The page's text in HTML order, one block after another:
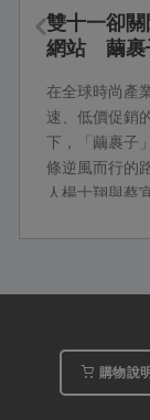
雙十一卻
網站 繭裹
在全球時尚產
速、低價促銷
下，「繭裹子
條逆風而行的
人楊士翔與蔡
印度、孟加拉
等二十多個國
貿易組織合作
與人道價值，
實地走著屬於
購物說